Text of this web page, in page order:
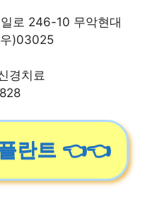
로 246-10 무악현대
)03025
경치료
란트 👈👈